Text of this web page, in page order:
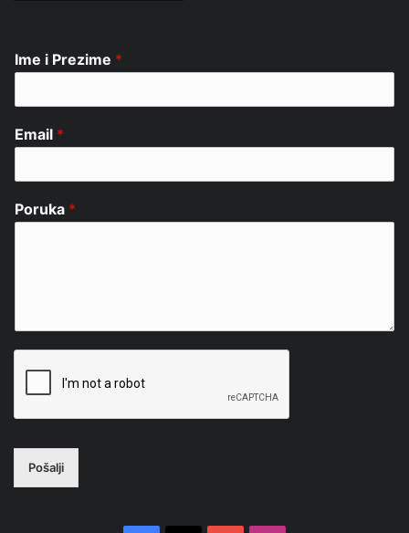
Ime i Prezime *
Email *
Poruka *
Pošalji